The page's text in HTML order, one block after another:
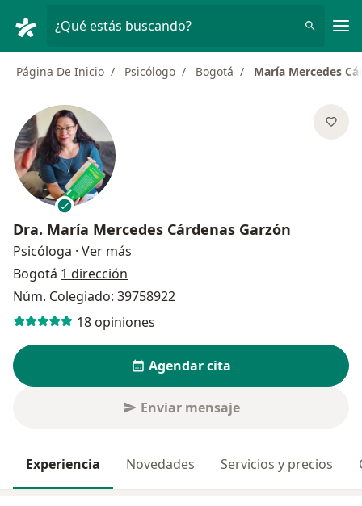
¿Qué estás buscando?
Página De Inicio Psicólogo Bogotá María Mercedes
Dra. María Mercedes Cárdenas Garzón
Psicóloga · Ver más
Bogotá 1 dirección
Núm. Colegiado: 39758922
18 opiniones
Agendar cita
Enviar mensaje
Experiencia Novedades Servicios y precios